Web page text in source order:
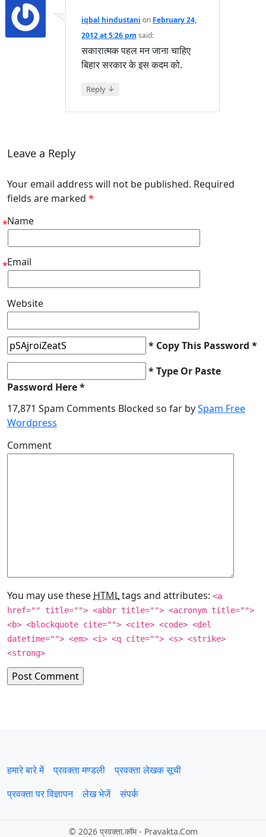
iqbal hindustani on February 24,
2012 at 5:26 pm said:
सकारात्मक पहल मन जाना चाहिए
बिहार सरकार के इस कदम को.
Reply ↓
Leave a Reply
Your email address will not be published. Required
fields are marked *
Name
*
Email
*
Website
* Copy This Password *
* Type Or Paste
Password Here *
17,871 Spam Comments Blocked so far bySpam Free
Wordpress
Comment
You may use these HTMLtags and attributes: <a
href="" title=""> <abbr title=""> <acronym title="">
<b> <blockquote cite=""> <cite> <code> <del
datetime=""> <em> <i> <q cite=""> <s> <strike>
<strong>
हमारे बारे में प्रवक्‍ता मण्डली
प्रवक्ता लेखक सूची
प्रवक्ता पर विज्ञापन
लेख भेजें संपर्क
© 2026 प्रवक्‍ता.कॉम - Pravakta.Com